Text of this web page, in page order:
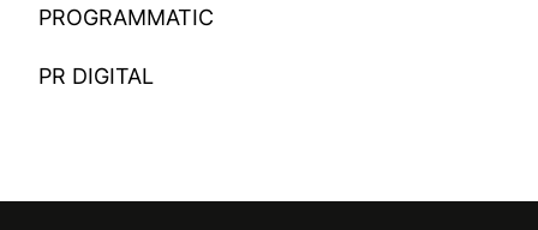
PROGRAMMATIC
PR DIGITAL